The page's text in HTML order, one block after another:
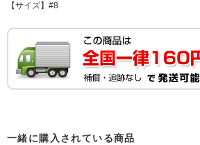
【サイズ】#8
一緒に購入されている商品